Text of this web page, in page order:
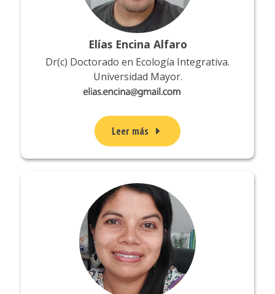
Elías Encina Alfaro
Dr(c) Doctorado en Ecología Integrativa.
Universidad Mayor.
Leer más